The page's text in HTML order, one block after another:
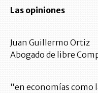
Las opiniones
Juan Guillermo Ortiz
Abogado de libre
“en economías como